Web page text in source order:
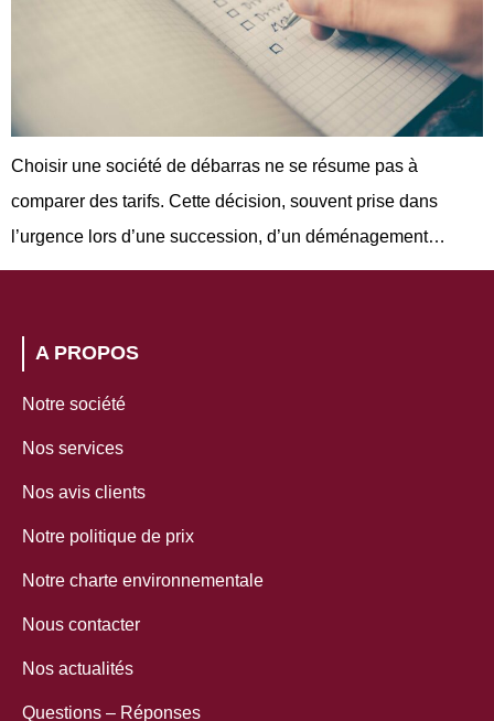
Choisir une société de débarras ne se résume pas à
comparer des tarifs. Cette décision, souvent prise dans
l’urgence lors d’une succession, d’un déménagement…
A PROPOS
Notre société
Nos services
Nos avis clients
Notre politique de prix
Notre charte environnementale
Nous contacter
Nos actualités
Questions – Réponses